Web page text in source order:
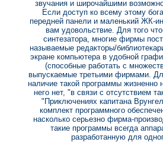
звучания и широчайшими
Если доступ ко всему этому
передней панели и маленький ЖК-
вам удовольствие. Для того
синтезатора, многие фирмы
называемые редакторы/
экране компьютера в удобной
(способные работать с
выпускаемые третьими фирмами.
наличие такой программы жизненно
него нет, "в связи с отсутствием
"Приключениях капитана
комплект программного
насколько серьезно фирма-
такие программы всегда
разработанную для